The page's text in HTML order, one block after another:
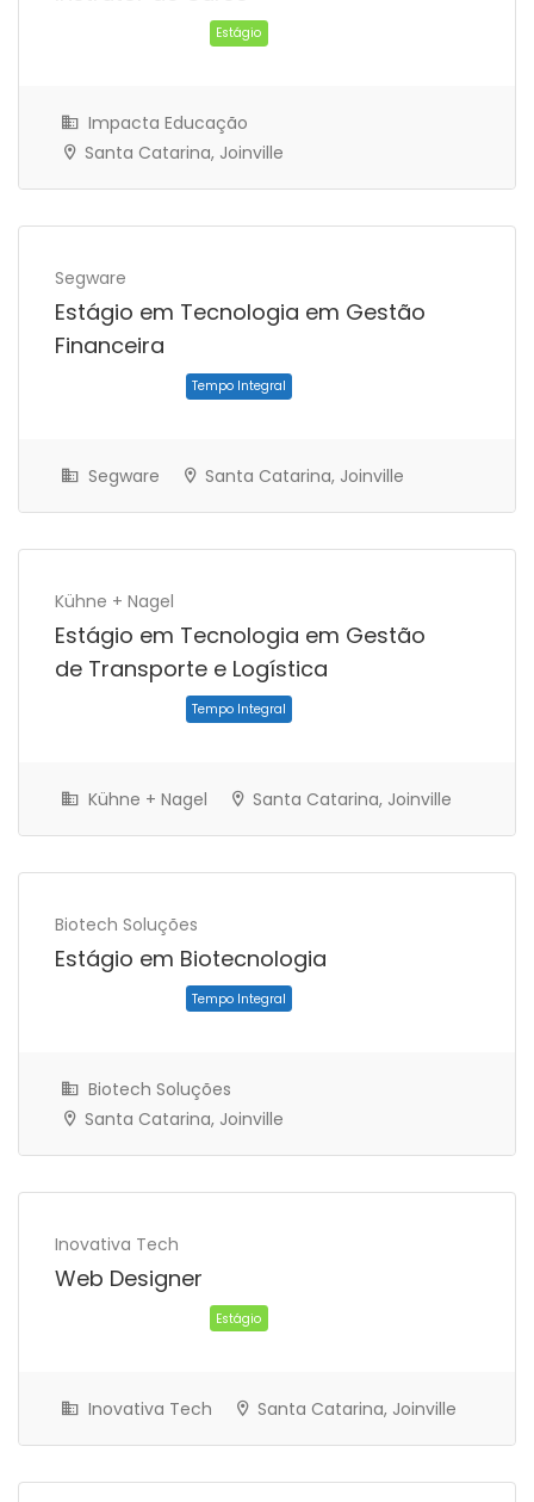
Impacta Educação
Santa Catarina, Joinville
Segware
Estágio em Tecnologia em Gestão
Financeira
Segware Santa Catarina, Joinville
Kühne + Nagel
Estágio em Tecnologia em Gestão
de Transporte e Logística
Kühne + Nagel Santa Catarina, Joinville
Biotech Soluções
Estágio em Biotecnologia
Biotech Soluções
Santa Catarina, Joinville
Inovativa Tech
Web Designer
Inovativa Tech Santa Catarina, Joinville